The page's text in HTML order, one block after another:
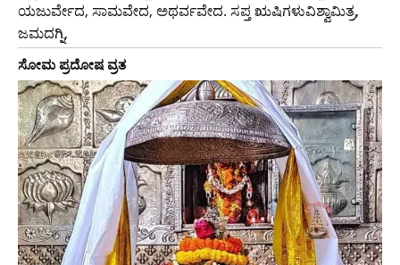
ಯಜುರ್ವೇದ, ಸಾಮವೇದ, ಅಥರ್ವವೇದ. ಸಪ್ತ ಋಷಿಗಳುವಿಶ್ವಾಮಿತ್ರ,
ಜಮದಗ್ನಿ,
ಸೋಮ ಪ್ರದೋಷ ವ್ರತ